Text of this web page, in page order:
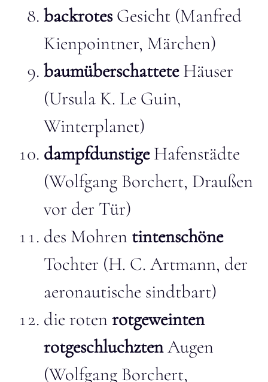
backrotesGesicht (Manfred
Kienpointner, Märchen)
baumüberschatteteHäuser
(Ursula K. Le Guin,
Winterplanet)
dampfdunstigeHafenstädte
(Wolfgang Borchert, Draußen
vor der Tür)
des Mohren tintenschöne
Tochter (H. C. Artmann, der
aeronautische sindtbart)
die roten rotgeweinten
rotgeschluchztenAugen
(Wolfgang Borchert,